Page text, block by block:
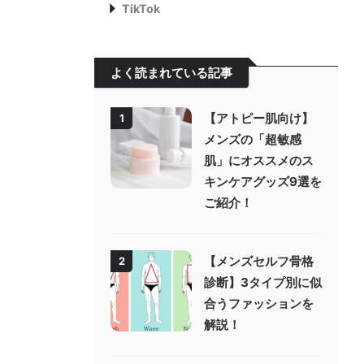
TikTok
よく読まれている記事
1
【アトピー肌向け】
メンズの「超敏感
肌」にオススメのス
キンケアグッズ9選を
ご紹介！
2
【メンズセルフ骨格
診断】3タイプ別に似
合うファッションを
解説！